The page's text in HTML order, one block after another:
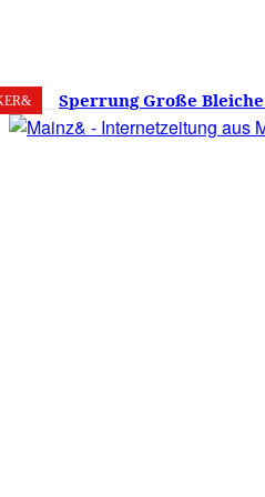
7. August 2026 17.9 Mainz
Sperrung Große
verwirrt, Mainzer